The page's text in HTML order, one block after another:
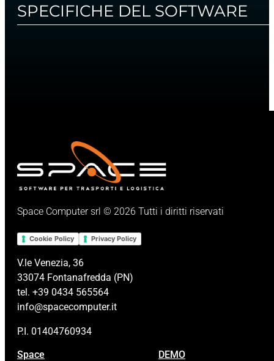
SPECIFICHE DEL SOFTWARE
Space Computer srl © 2026 Tutti i diritti riservati
Cookie Policy Privacy Policy
V.le Venezia, 36
33074 Fontanafredda (PN)
tel. +39 0434 565564
info@spacecomputer.it
P.I. 01404760934
Space
DEMO